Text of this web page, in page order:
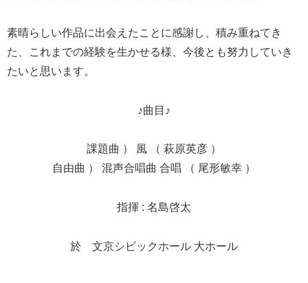
素晴らしい作品に出会えたことに感謝し、積み重ねてき
た、これまでの経験を生かせる様、今後とも努力していき
たいと思います。
♪曲目♪
課題曲 ） 風 （ 萩原英彦 ）
自由曲 ） 混声合唱曲 合唱 （ 尾形敏幸 ）
指揮 : 名島啓太
於 文京シビックホール 大ホール